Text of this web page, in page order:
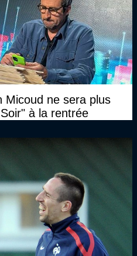
Micoud ne sera plus
à la rentrée